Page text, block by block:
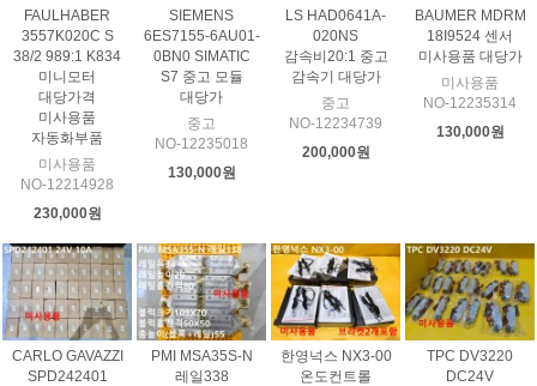
FAULHABER
3557K020C S
38/2 989:1 K834
미니모터
대당가격
미사용품
자동화부품
미사용품
NO-12214928
230,000원
SIEMENS
6ES7155-6AU01-
0BN0 SIMATIC
S7 중고 모듈
대당가
중고
NO-12235018
130,000원
LS HAD0641A-
020NS
감속비20:1 중고
감속기 대당가
중고
NO-12234739
200,000원
BAUMER MDRM
18I9524 센서
미사용품 대당가
미사용품
NO-12235314
130,000원
CARLO GAVAZZI
SPD242401
PMI MSA35S-N
레일338
한영넉스 NX3-00
온도컨트롤
TPC DV3220
DC24V